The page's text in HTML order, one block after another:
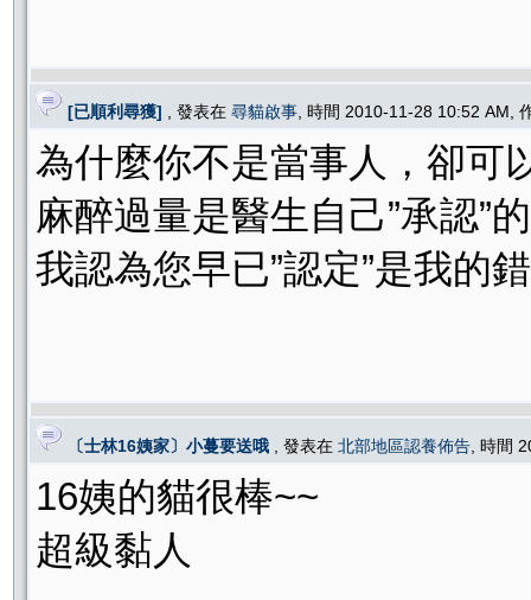
[已順利尋獲] , 發表在 尋貓啟事 , 時間 2010-11-28 10:52 AM,
為什麼你不是當事人，卻可
麻醉過量是醫生自己”承認”
我認為您早已”認定”是我的
〔士林16姨家〕小蔓要送哦 , 發表在 北部地區認養佈告 , 時間
16姨的貓很棒~~
超級黏人